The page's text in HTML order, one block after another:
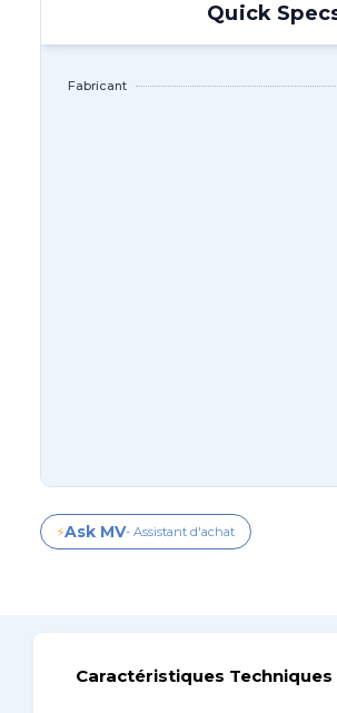
Quick
Fabricant
⚡Ask MV- Assistant d'achat
Caractéristiques Techniques